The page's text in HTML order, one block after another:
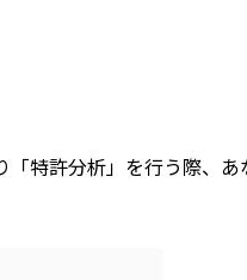
特許分析」を行う際、